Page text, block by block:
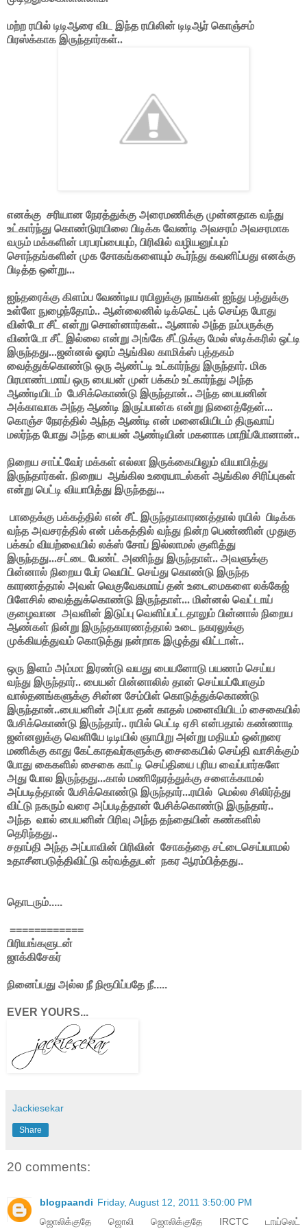
மற்ற ரயில் டிடிஆரை விட இந்த ரயிலின் டிடிஆர் கொஞ்சம்
பிரஸ்க்காக இருந்தார்கள்..
எனக்கு சரியான நேரத்துக்கு அரைமணிக்கு முன்னதாக வந்து
உட்கார்ந்து கொண்டுரயிலை பிடிக்க வேண்டி அவசரம் அவசரமாக
வரும் மக்களின் பரபரப்பையும், பிரிவில் வழியனுப்பும்
சொந்தங்களின் முக சோகங்களையும் கூர்ந்து கவனிப்பது எனக்கு
பிடித்த ஒன்று...
ஐந்தரைக்கு கிளம்ப வேண்டிய ரயிலுக்கு நாங்கள் ஐந்து பத்துக்கு
உள்ளே நுழைந்தோம்.. ஆன்லைனில் டிக்கெட் புக் செய்த போது
வின்டோ சீட் என்று சொன்னார்கள்.. ஆனால் அந்த நம்பருக்கு
விண்டோ சீட் இல்லை என்று அங்கே சீட்டுக்கு மேல் ஸ்டிக்கரில் ஒட்டி
இருந்தது...ஜன்னல் ஓரம் ஆங்கில காமிக்ஸ் புத்தகம்
வைத்துக்கொண்டு ஒரு ஆண்ட்டி உட்கார்ந்து இருந்தார். மிக
பிரமாண்டமாய் ஒரு பையன் முன் பக்கம் உட்கார்ந்து அந்த
ஆண்டியிடம் பேசிக்கொண்டு இருந்தான்.. அந்த பையனின்
அக்காவாக அந்த ஆண்டி இருப்பான்க என்று நினைத்தேன்...
கொஞ்ச நேரத்தில் ஆந்த ஆண்டி என் மனைவியிடம் திருவாய்
மலர்ந்த போது அந்த பையன் ஆண்டியின் மகனாக மாறிப்போனான்..
நிறைய சாப்ட்வேர் மக்கள் எல்லா இருக்கையிலும் வியாபித்து
இருந்தார்கள். நிறைய ஆங்கில உரையாடல்கள் ஆங்கில சிரிப்புகள்
என்று பெட்டி வியாபித்து இருந்தது...
பாதைக்கு பக்கத்தில் என் சீட் இருந்தாகாரணத்தால் ரயில் பிடிக்க
வந்த அவசரத்தில் என் பக்கத்தில் வந்து நின்ற பெண்ணின் முதுகு
பக்கம் வியற்வையில் லக்ஸ் சோப் இல்லாமல் குளித்து
இருந்தது...சட்டை பேண்ட் அணிந்து இருந்தாள்.. அவளுக்கு
பின்னால் நிறைய பேர் வெயிட் செய்து கொண்டு இருந்த
காரணத்தால் அவள் வெகுவேகமாய் தன் உடைமைகளை லக்கேஜ்
பிளேசில் வைத்துக்கொண்டு இருந்தாள்... மின்னல் வெட்டாய்
குழைவான அவளின் இடுப்பு வெளிப்பட்டதாலும் பின்னால் நிறைய
ஆண்கள் நின்று இருந்தகாரணத்தால் உடை நகரலுக்கு
முக்கியத்துவம் கொடுத்து நன்றாக இழுத்து விட்டாள்..
ஒரு இளம் அம்மா இரண்டு வயது பையனோடு பயணம் செய்ய
வந்து இருந்தார்.. பையன் பின்னாலில் தான் செய்யப்போகும்
வால்தனங்களுக்கு சின்ன சேம்பிள் கொடுத்துக்கொண்டு
இருந்தான்..பையனின் அப்பா தன் காதல் மனைவியிடம் சைகையில்
பேசிக்கொண்டு இருந்தார்.. ரயில் பெட்டி ஏசி என்பதால் கண்ணாடி
ஜன்னலுக்கு வெளியே டிடியில் ஞாயிறு அன்று மதியம் ஒன்றரை
மணிக்கு காது கேட்காதவர்களுக்கு சைகையில் செய்தி வாசிக்கும்
போது கைகளில் சைகை காட்டி செய்தியை புரிய வைப்பார்களே
அது போல இருந்தது...கால் மணிநேரத்துக்கு சளைக்காமல்
அப்படித்தான் பேசிக்கொண்டு இருந்தார்...ரயில் மெல்ல சிலிர்த்து
விட்டு நகரும் வரை அப்படித்தான் பேசிக்கொண்டு இருந்தார்..
அந்த வால் பையனின் பிரிவு அந்த தந்தையின் கண்களில்
தெரிந்தது..
சதாப்தி அந்த அப்பாவின் பிரிவின் சோகத்தை சட்டைசெய்யாமல்
உதாசீனபடுத்திவிட்டு கர்வத்துடன் நகர ஆரம்பித்தது..
தொடரும்.....
============
பிரியங்களுடன்
ஜாக்கிசேகர்
நினைப்பது அல்ல நீ நிரூபிப்பதே நீ.....
EVER YOURS...
Jackiesekar
Share
20 comments:
blogpaandi Friday, August 12, 2011 3:50:00 PM
ஜொலிக்குதே ஜொலி ஜொலிக்குதே IRCTC டாய்லெட்